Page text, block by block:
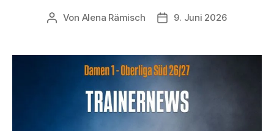
Beitragsautor
Von Alena Rämisch Veröffentlichungsdatum
9. Juni 2026